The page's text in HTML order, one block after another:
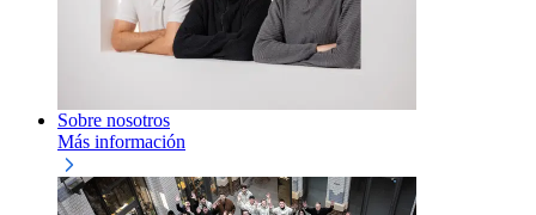
Sobre nosotros
Más información